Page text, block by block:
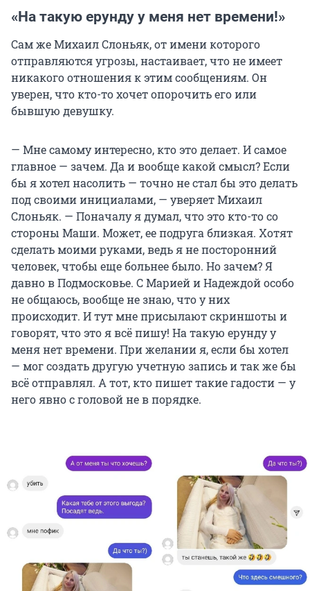
«На такую ерунду у меня нет времени!»
Сам же Михаил Слоньяк, от имени которого
отправляются угрозы, настаивает, что не имеет
никакого отношения к этим сообщениям. Он
уверен, что кто-то хочет опорочить его или
бывшую девушку.
— Мне самому интересно, кто это делает. И самое
главное — зачем. Да и вообще какой смысл? Если
бы я хотел насолить — точно не стал бы это делать
под своими инициалами, — уверяет Михаил
Слоньяк. — Поначалу я думал, что это кто-то со
стороны Маши. Может, ее подруга близкая. Хотят
сделать моими руками, ведь я не посторонний
человек, чтобы еще больнее было. Но зачем? Я
давно в Подмосковье. С Марией и Надеждой особо
не общаюсь, вообще не знаю, что у них
происходит. И тут мне присылают скриншоты и
говорят, что это я всё пишу! На такую ерунду у
меня нет времени. При желании я, если бы хотел
— мог создать другую учетную запись и так же бы
всё отправлял. А тот, кто пишет такие гадости — у
него явно с головой не в порядке.